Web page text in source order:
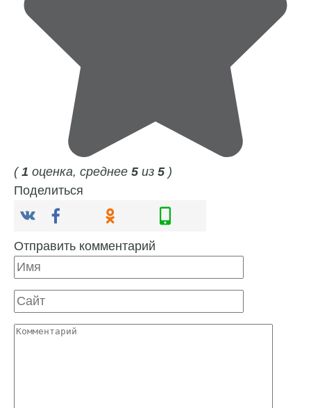
(1 оценка, среднее 5из 5)
Поделиться
Отправить комментарий
Имя
Сайт
Комментарий